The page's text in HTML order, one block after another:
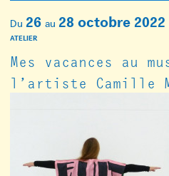
Du 26 au 28 octobre 2022
ATELIER
Mes vacances au
l’artiste Camille